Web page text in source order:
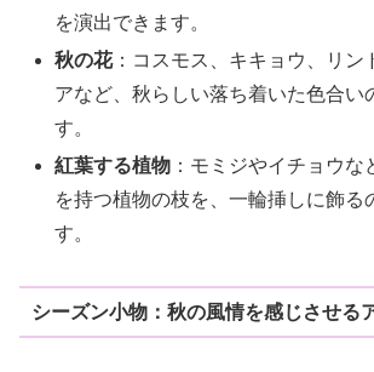
を演出できます。
秋の花：コスモス、キキョウ、リン
アなど、秋らしい落ち着いた色合い
す。
紅葉する植物 ：モミジやイチョウ
を持つ植物の枝を、一輪挿しに飾る
す。
シーズン小物：秋の風情を感じさせる